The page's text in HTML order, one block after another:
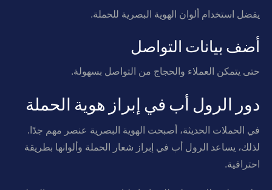
يفضل استخدام ألوان الهوية البصرية للحملة.
أضف بيانات التواصل
حتى يتمكن العملاء والحجاج من التواصل بسهولة.
دور الرول أب في إبراز هوية الحملة
في الحملات الحديثة، أصبحت الهوية البصرية عنصر مهم جدًا.
لذلك، يساعد الرول أب في إبراز شعار الحملة وألوانها بطريقة
احترافية.